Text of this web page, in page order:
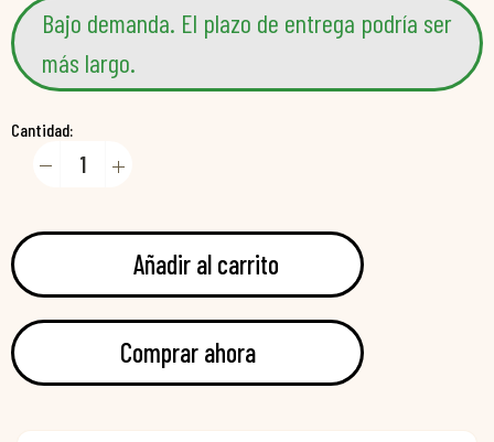
Bajo demanda. El plazo de entrega podría ser
más largo.
Cantidad:
Añadir al carrito
Comprar ahora